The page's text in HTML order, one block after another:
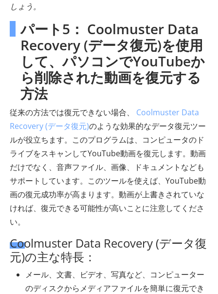
しょう。
パート5： Coolmuster Data
Recovery (データ復元)を使用
して、パソコンでYouTubeか
ら削除された動画を復元する
方法
従来の方法では復元できない場合、 Coolmuster Data
Recovery (データ復元)のような効果的なデータ復元ツー
ルが役立ちます。このプログラムは、コンピュータのド
ライブをスキャンしてYouTube動画を復元します。動画
だけでなく、音声ファイル、画像、ドキュメントなども
サポートしています。このツールを使えば、YouTube動
画の復元成功率が高まります。動画が上書きされていな
ければ、復元できる可能性が高いことに注意してくださ
い。
Coolmuster Data Recovery (データ復
元)の主な特長：
メール、文書、ビデオ、写真など、コンピューター
のディスクからメディアファイルを簡単に復元でき